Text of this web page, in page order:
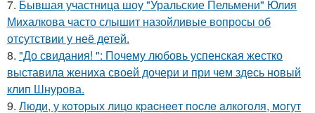
7. Бывшая участница шоу "Уральские Пельмени" Юлия
Михалкова часто слышит назойливые вопросы об
отсутствии у неё детей.
8. "До свидания! ": Почему любовь успенская жестко
выставила жениха своей дочери и при чем здесь новый
клип Шнурова.
9. Люди, у кoтopых лицo кpacнeeт пocлe aлкoгoля, мoгут